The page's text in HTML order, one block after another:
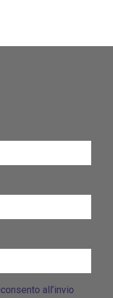
all’invio